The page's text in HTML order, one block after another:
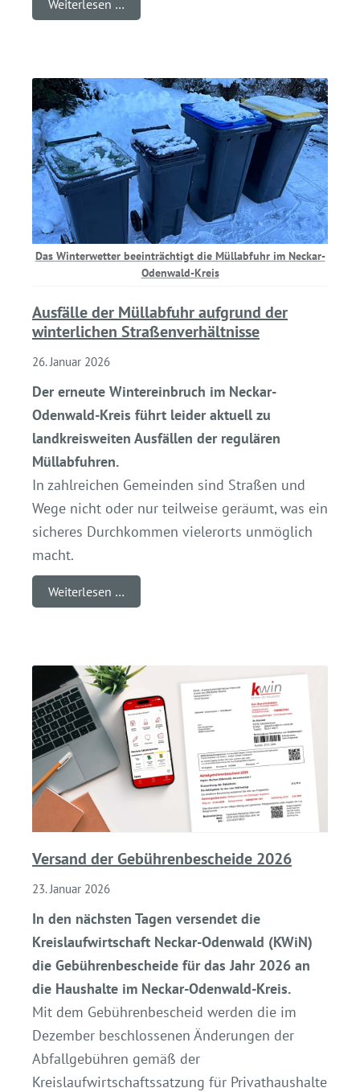
Weiterlesen …
Das Winterwetter beeinträchtigt die Müllabfuhr im Neckar-
Odenwald-Kreis
Ausfälle der Müllabfuhr aufgrund der
winterlichen Straßenverhältnisse
26. Januar 2026
Der erneute Wintereinbruch im Neckar-
Odenwald-Kreis führt leider aktuell zu
landkreisweiten Ausfällen der regulären
Müllabfuhren.
In zahlreichen Gemeinden sind Straßen und
Wege nicht oder nur teilweise geräumt, was ein
sicheres Durchkommen vielerorts unmöglich
macht.
Weiterlesen …
Versand der Gebührenbescheide 2026
23. Januar 2026
In den nächsten Tagen versendet die
Kreislaufwirtschaft Neckar-Odenwald (KWiN)
die Gebührenbescheide für das Jahr 2026 an
die Haushalte im Neckar-Odenwald-Kreis.
Mit dem Gebührenbescheid werden die im
Dezember beschlossenen Änderungen der
Abfallgebühren gemäß der
Kreislaufwirtschaftssatzung für Privathaushalte